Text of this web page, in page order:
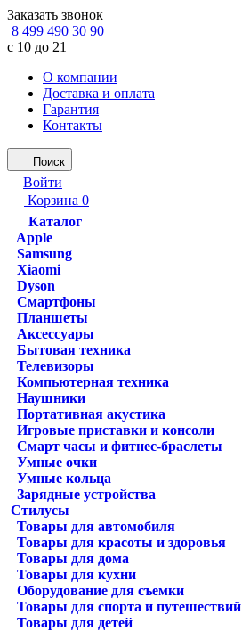
Заказать звонок
8 499 490 30 90
с 10 до 21
О компании
Доставка и оплата
Гарантия
Контакты
Поиск
Войти
Корзина 0
Каталог
Apple
Samsung
Xiaomi
Dyson
Смартфоны
Планшеты
Аксессуары
Бытовая техника
Телевизоры
Компьютерная техника
Наушники
Портативная акустика
Игровые приставки и консоли
Смарт часы и фитнес-браслеты
Умные очки
Умные кольца
Зарядные устройства
Стилусы
Товары для автомобиля
Товары для красоты и здоровья
Товары для дома
Товары для кухни
Оборудование для съемки
Товары для спорта и путешествий
Товары для детей